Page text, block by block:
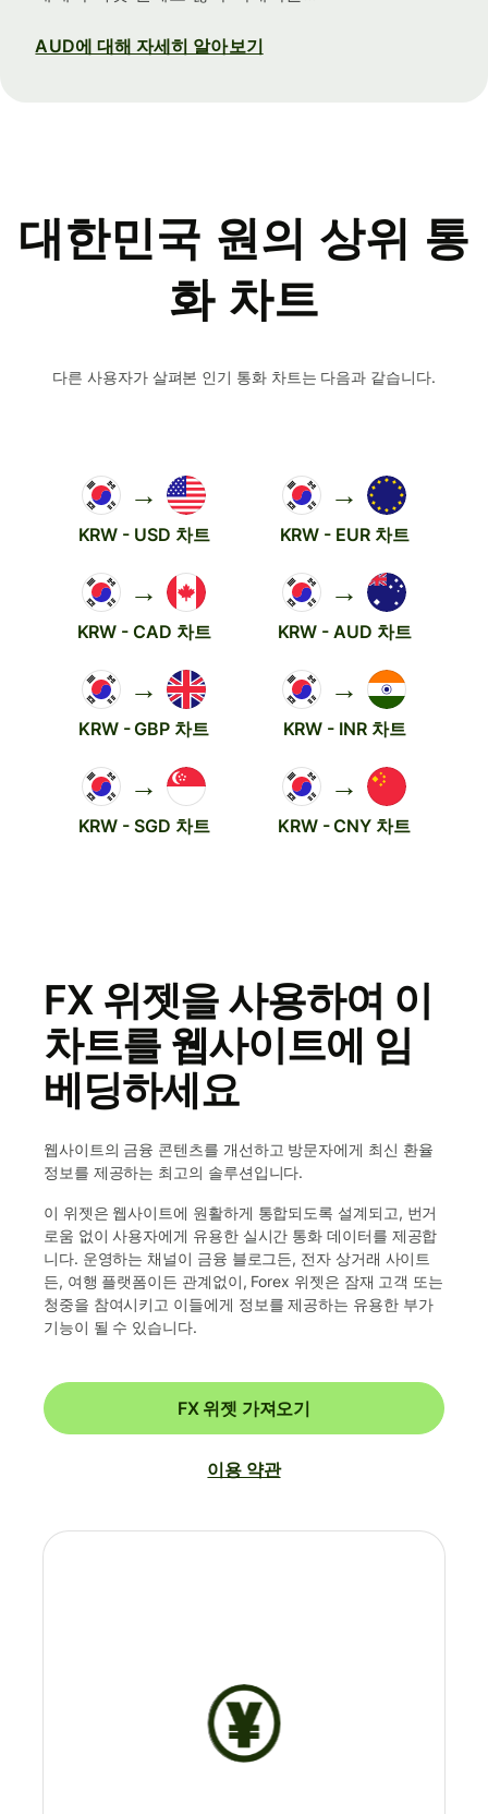
AUD에 대해 자세히 알아보기
대한민국 원의 상위 통
화 차트
다른 사용자가 살펴본 인기 통화 차트는 다음과 같습니다.
→
KRW - USD 차트
→
KRW - EUR 차트
→
KRW - CAD 차트
→
KRW - AUD 차트
→
KRW - GBP 차트
→
KRW - INR 차트
→
KRW - SGD 차트
→
KRW - CNY 차트
FX 위젯을 사용하여 이
차트를 웹사이트에 임
베딩하세요
웹사이트의 금융 콘텐츠를 개선하고 방문자에게 최신 환율
정보를 제공하는 최고의 솔루션입니다.
이 위젯은 웹사이트에 원활하게 통합되도록 설계되고, 번거
로움 없이 사용자에게 유용한 실시간 통화 데이터를 제공합
니다. 운영하는 채널이 금융 블로그든, 전자 상거래 사이트
든, 여행 플랫폼이든 관계없이, Forex 위젯은 잠재 고객 또는
청중을 참여시키고 이들에게 정보를 제공하는 유용한 부가
기능이 될 수 있습니다.
FX 위젯 가져오기
이용 약관